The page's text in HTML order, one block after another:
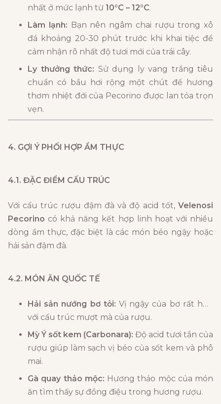
nhất ở mức lạnh từ 10°C – 12°C.
Làm lạnh: Bạn nên ngâm chai rượu trong xô
đá khoảng 20-30 phút trước khi khai tiệc để
cảm nhận rõ nhất độ tươi mới của trái cây.
Ly thưởng thức: Sử dụng ly vang trắng tiêu
chuẩn có bầu hơi rộng một chút để hương
thơm nhiệt đới của Pecorino được lan tỏa trọn
vẹn.
4. GỢI Ý PHỐI HỢP ẨM THỰC
4.1. ĐẶC ĐIỂM CẤU TRÚC
Với cấu trúc rượu đậm đà và độ acid tốt, Velenosi
Pecorino có khả năng kết hợp linh hoạt với nhiều
dòng ẩm thực, đặc biệt là các món béo ngậy hoặc
hải sản đậm đà.
4.2. MÓN ĂN QUỐC TẾ
Hải sản nướng bơ tỏi: Vị ngậy của bơ rất hợp
với cấu trúc mượt mà của rượu.
Mỳ Ý sốt kem (Carbonara): Độ acid tươi tắn của
rượu giúp làm sạch vị béo của sốt kem và phô
mai.
Gà quay thảo mộc: Hương thảo mộc của món
ăn tìm thấy sự đồng điệu trong hương rượu.